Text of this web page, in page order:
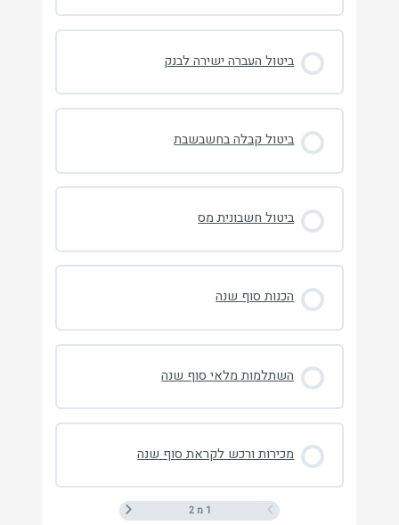
ביטול העברה ישירה לבנק
ביטול קבלה בחשבשבת
ביטול חשבונית מס
הכנות סוף שנה
השתלמות מלאי סוף שנה
מכירות ורכש לקראת סוף שנה
1 מ 2